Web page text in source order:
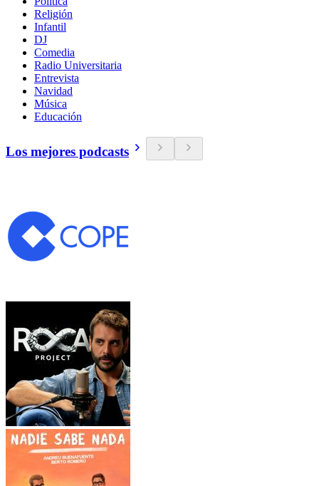
Religión
Infantil
DJ
Comedia
Radio Universitaria
Entrevista
Navidad
Música
Educación
Los mejores podcasts